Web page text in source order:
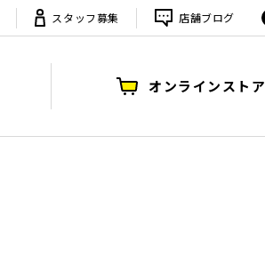
スタッフ募集 店舗ブログ
オンラインストア